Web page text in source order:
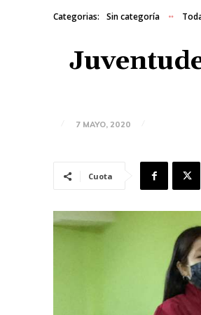
Categorias: Sin categoría
7 MAYO, 2020
Cuota